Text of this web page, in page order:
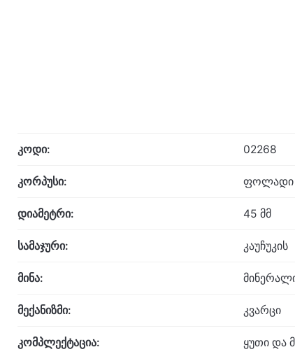
კოდი: 02268
კორპუსი: ფოლადი
დიამეტრი: 45 მმ
სამაჯური: კაუჩუკის
მინა:
მექანიზმი: კვარცი
კომპლექტაცია: ყუთი და